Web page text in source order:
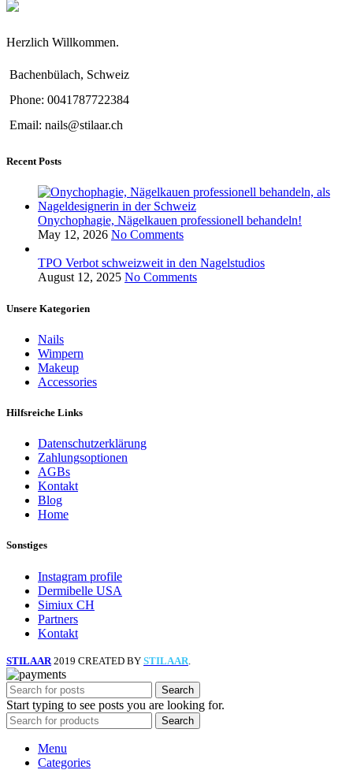
Herzlich Willkommen.
Bachenbülach, Schweiz
Phone: 0041787722384
Email: nails@stilaar.ch
Recent Posts
Onychophagie, Nägelkauen professionell behandeln!
May 12, 2026 No Comments
TPO Verbot schweizweit in den Nagelstudios
August 12, 2025 No Comments
Unsere Kategorien
Nails
Wimpern
Makeup
Accessories
Hilfsreiche Links
Datenschutzerklärung
Zahlungsoptionen
AGBs
Kontakt
Blog
Home
Sonstiges
Instagram profile
Dermibelle USA
Simiux CH
Partners
Kontakt
STILAAR 2019 CREATED BY STILAAR
Search
Start typing to see posts you are looking for.
Search
Menu
Categories